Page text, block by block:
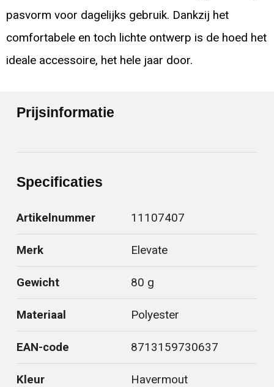
pasvorm voor dagelijks gebruik. Dankzij het
comfortabele en toch lichte ontwerp is de hoed het
ideale accessoire, het hele jaar door.
Prijsinformatie
Specificaties
Artikelnummer 11107407
Merk Elevate
Gewicht 80 g
Materiaal Polyester
EAN-code 8713159730637
Kleur Havermout